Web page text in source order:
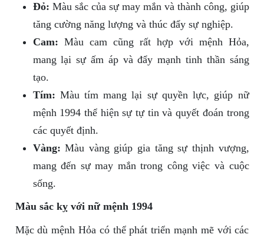
Đỏ: Màu sắc của sự may mắn và thành công, giúp
tăng cường năng lượng và thúc đẩy sự nghiệp.
Cam: Màu cam cũng rất hợp với mệnh Hỏa,
mang lại sự ấm áp và đẩy mạnh tinh thần sáng
tạo.
Tím: Màu tím mang lại sự quyền lực, giúp nữ
mệnh 1994 thể hiện sự tự tin và quyết đoán trong
các quyết định.
Vàng: Màu vàng giúp gia tăng sự thịnh vượng,
mang đến sự may mắn trong công việc và cuộc
sống.
Màu sắc kỵ với nữ mệnh 1994
Mặc dù mệnh Hỏa có thể phát triển mạnh mẽ với các